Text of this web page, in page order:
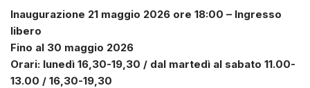
Inaugurazione 21 maggio 2026 ore 18:00 – Ingresso
libero
Fino al 30 maggio 2026
Orari: lunedì 16,30-19,30 / dal martedì al sabato 11.00-
13.00 / 16,30-19,30